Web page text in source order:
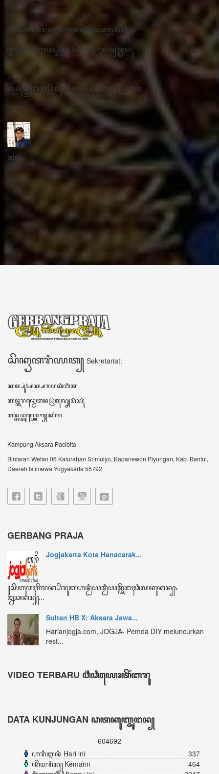
ꦱꦼꦏꦽꦠꦫꦶꦪꦠ꧀ Sekretariat:
ꦏꦩ꧀ꦥꦸꦁꦄꦏ꧀ꦱꦫꦥꦕꦶꦧꦶꦠ
ꦧꦶꦤ꧀ꦠꦫꦤ꧀ꦮꦺꦠꦤ꧀ꦱꦿꦶꦩꦸꦭ꧀ꦚꦥꦶꦪꦸꦁ
ꦔꦤ꧀ꦧꦤ꧀ꦠꦸꦭ꧀ꦪꦺꦴꦒ꧀ꦚꦏꦂꦠ
Bintaran Wetan 06 Kalurahan Srimulyo, Kapanewon Piyungan, Kab. Bantul,
Daerah Istimewa Yogyakarta 55792
GERBANG PRAJA
꧋ꦱꦼꦧꦸꦮꦃꦒꦼꦫꦏ꧀ꦥꦼꦫꦸꦧꦲꦤ꧀ꦝꦶꦪꦩ꧀ꦝꦶꦪꦩ꧀ꦠꦼꦔꦃꦣꦶꦭꦏꦸꦏꦤ꧀꧈
ꦊꦣꦏꦤ꧀ꦚ...
Sultan HB X: Aksara Jawa...
VIDEO TERBARU ꦮ꦳ꦶꦣꦶꦪꦺꦴꦠꦼꦂꦧꦫꦸ
ꦏꦼꦩꦫꦶꦤ꧀ Kemarin
ꦩꦶꦁꦒꦸꦆꦤꦶ Minggu ini
ꦧꦸꦭꦤ꧀ꦆꦤꦶ Bulan ini
ꦏꦼꦱꦼꦭꦸꦫꦸꦲꦤ꧀ Keseluruhan
604692